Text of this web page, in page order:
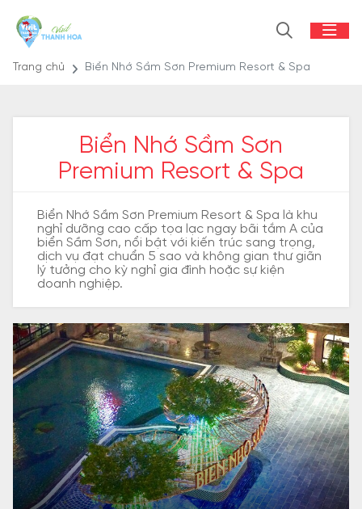
Trang chủ Biển Nhớ Sầm Sơn Premium Resort & Spa
Biển Nhớ Sầm Sơn
Premium Resort & Spa
Biển Nhớ Sầm Sơn Premium Resort & Spa là khu
nghỉ dưỡng cao cấp tọa lạc ngay bãi tắm A của
biển Sầm Sơn, nổi bật với kiến trúc sang trọng,
dịch vụ đạt chuẩn 5 sao và không gian thư giãn
lý tưởng cho kỳ nghỉ gia đình hoặc sự kiện
doanh nghiệp.